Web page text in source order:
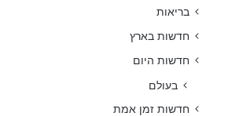
בריאות
חדשות בארץ
חדשות היום
בעולם
חדשות זמן אמת